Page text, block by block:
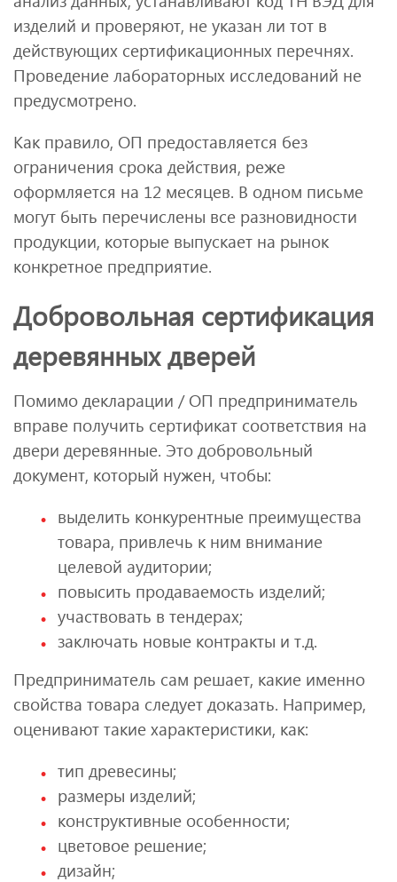
изделий и проверяют, не указан ли тот в
действующих сертификационных перечнях.
Проведение лабораторных исследований не
предусмотрено.
Как правило, ОП предоставляется без
ограничения срока действия, реже
оформляется на 12 месяцев. В одном письме
могут быть перечислены все разновидности
продукции, которые выпускает на рынок
конкретное предприятие.
Добровольная сертификация
деревянных дверей
Помимо декларации / ОП предприниматель
вправе получить сертификат соответствия на
двери деревянные. Это добровольный
документ, который нужен, чтобы:
выделить конкурентные преимущества
товара, привлечь к ним внимание
целевой аудитории;
повысить продаваемость изделий;
участвовать в тендерах;
заключать новые контракты и т.д.
Предприниматель сам решает, какие именно
свойства товара следует доказать. Например,
оценивают такие характеристики, как:
тип древесины;
размеры изделий;
конструктивные особенности;
цветовое решение;
дизайн;